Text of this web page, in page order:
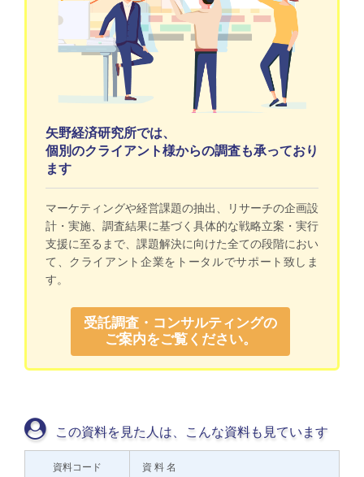
矢野経済研究所では、
個別のクライアント様からの調査も承っており
ます
マーケティングや経営課題の抽出、リサーチの企画設
計・実施、調査結果に基づく具体的な戦略立案・実行
支援に至るまで、課題解決に向けた全ての段階におい
て、クライアント企業をトータルでサポート致しま
す。
受託調査・コンサルティングの
ご案内をご覧ください。
この資料を見た人は、こんな資料も見ています
資料コード 資 料 名